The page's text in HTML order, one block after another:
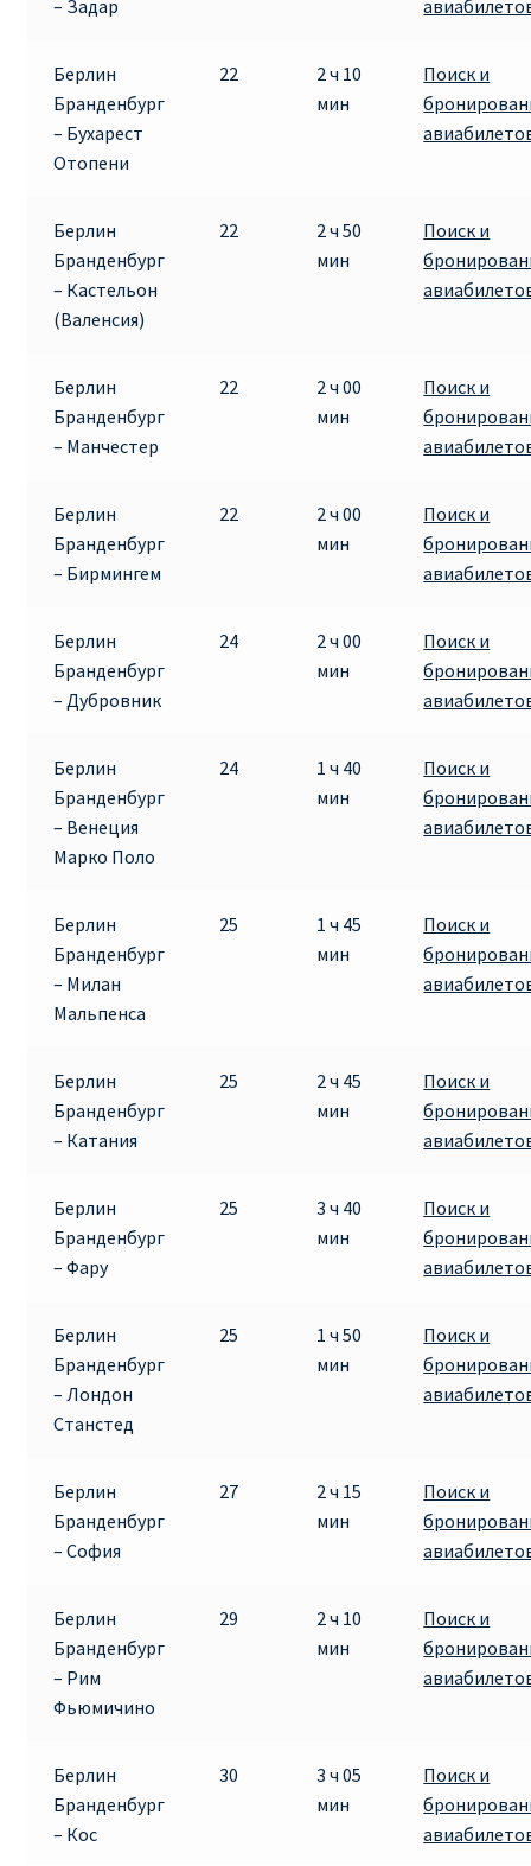
ПРАВИЛА ПРОВОЗА БАГАЖА RYANAIR
РЕГИСТРАЦИЯ НА РЕЙС И ДОКУМЕНТЫ ДЛЯ
ПУТЕШЕСТВИЯ РЕЙСАМИ RYANAIR
КАК НАЙТИ ДЕШЕВЫЙ БИЛЕТ
КУПИТЬ АВИАБИЛЕТЫ ДЕШЕВО
Париж
ПРИЛОЖЕНИЕ RYANAIR НА РУССКОМ
ПРОВОЗ БАГАЖА RYANAIR – ПРАВИЛА
РАЙАНЭЙР НА РУССКОМ | КНФТФШК
РЕГИСТРАЦИЯ НА РЕЙС RYANAIR
Рим
Райнэйр на русском
– Задар
Берлин
Бранденбург
– Бухарест
Отопени
22
2 ч 10
мин
Поиск и
Берлин
Бранденбург
– Кастельон
(Валенсия)
22
2 ч 50
мин
Поиск и
Берлин
Бранденбург
– Манчестер
22
2 ч 00
мин
Поиск и
Берлин
Бранденбург
– Бирмингем
22
2 ч 00
мин
Поиск и
Берлин
Бранденбург
– Дубровник
24
2 ч 00
мин
Поиск и
Берлин
Бранденбург
– Венеция
Марко Поло
24
1 ч 40
мин
Поиск и
Берлин
Бранденбург
– Милан
Мальпенса
25
1 ч 45
мин
Поиск и
Берлин
Бранденбург
– Катания
25
2 ч 45
мин
Поиск и
Берлин
Бранденбург
– Фару
25
3 ч 40
мин
Поиск и
Берлин
Бранденбург
– Лондон
Станстед
25
1 ч 50
мин
Поиск и
Берлин
Бранденбург
– София
27
2 ч 15
мин
Поиск и
Берлин
Бранденбург
– Рим
Фьюмичино
29
2 ч 10
мин
Поиск и
Берлин
Бранденбург
– Кос
30
3 ч 05
мин
Поиск и